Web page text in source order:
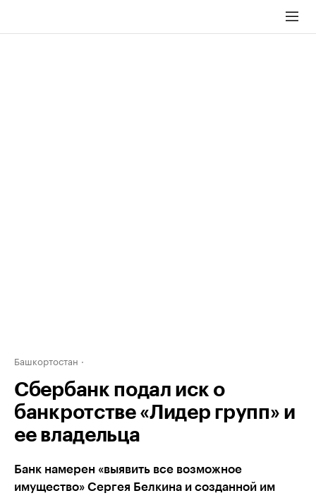
Башкортостан
Сбербанк подал иск о
банкротстве «Лидер групп» и
ее владельца
Банк намерен «выявить все возможное
имущество» Сергея Белкина и созданной им